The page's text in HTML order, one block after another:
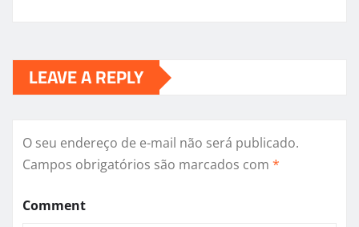
LEAVE A REPLY
O seu endereço de e-mail não será publicado.
Campos obrigatórios são marcados com *
Comment